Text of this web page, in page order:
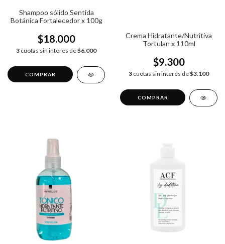
Shampoo sólido Sentida
Botánica Fortalecedor x 100g
$18.000
3 cuotas sin interés de$6.000
Crema Hidratante/Nutritiva
Tortulan x 110ml
$9.300
3 cuotas sin interés de$3.100